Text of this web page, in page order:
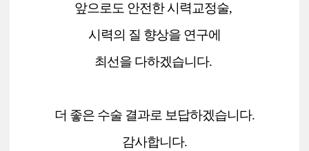
앞으로도 안전한 시력교정술,
시력의 질 향상을 연구에
최선을 다하겠습니다.
더 좋은 수술 결과로 보답하겠습니다.
감사합니다.